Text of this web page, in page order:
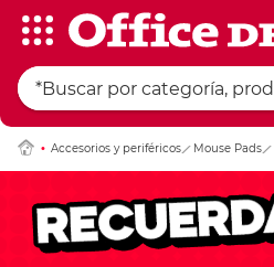
Accesorios y periféricos Mouse Pads